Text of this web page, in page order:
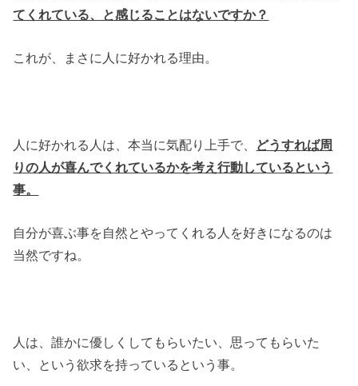
てくれている、と感じることはないですか？
これが、まさに人に好かれる理由。
人に好かれる人は、本当に気配り上手で、 どうすれば周
りの人が喜んでくれているかを考え行動しているという
事。
自分が喜ぶ事を自然とやってくれる人を好きになるのは
当然ですね。
人は、誰かに優しくしてもらいたい、思ってもらいた
い、という欲求を持っているという事。